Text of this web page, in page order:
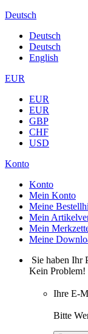
Deutsch
Deutsch
Deutsch
English
EUR
EUR
EUR
GBP
CHF
USD
Konto
Konto
Mein Konto
Meine
Mein
Mein
Meine
Sie haben Ihr
Kein Problem!
Ihre E-
Bitte